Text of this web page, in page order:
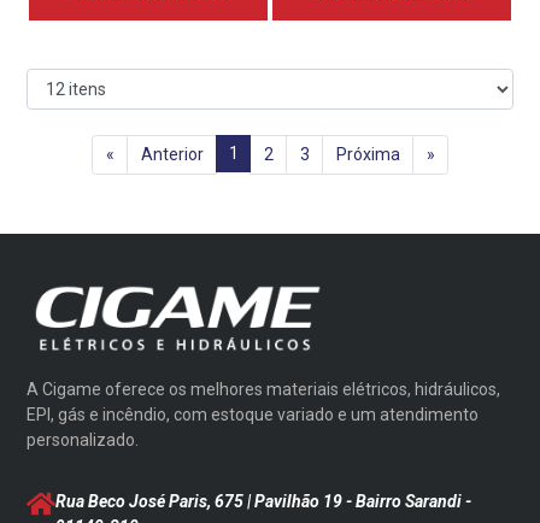
« Anterior 1 2 3 Próxima »
A Cigame oferece os melhores materiais elétricos, hidráulicos,
EPI, gás e incêndio, com estoque variado e um atendimento
personalizado.
Rua Beco José Paris, 675 | Pavilhão 19 - Bairro Sarandi-